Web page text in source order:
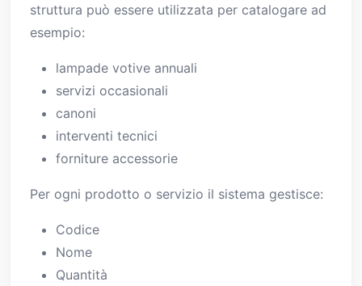
struttura può essere utilizzata per catalogare ad
esempio:
lampade votive annuali
servizi occasionali
canoni
interventi tecnici
forniture accessorie
Per ogni prodotto o servizio il sistema gestisce:
Codice
Nome
Quantità